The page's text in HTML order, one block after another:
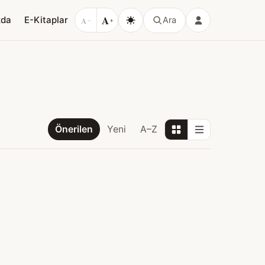
E-Kitaplar A − A+ Ara
Önerilen Yeni A–Z